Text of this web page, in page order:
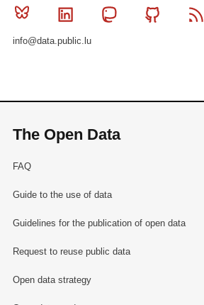
Bluesky Linkedin MastodonGithub
info@data.public.lu
The Open Data
FAQ
Guide to the use of data
Guidelines for the publication of open data
Request to reuse public data
Open data strategy